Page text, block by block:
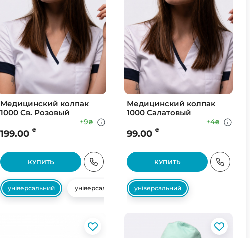
Медицинский колпак
1000 Св. Розовый
199.00 ₴
+9₴
КУПИТЬ
універсальний універсальний
Медицинский колпак
1000 Салатовый
99.00 ₴
+4₴
КУПИТЬ
універсальний